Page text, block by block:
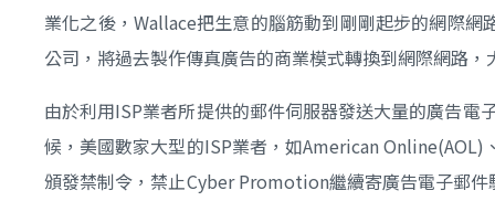
業化之後，Wallace把生意的腦筋動到剛剛起步的網際
公司，將過去製作傳真廣告的商業模式轉換到網際網路
由於利用ISP業者所提供的郵件伺服器發送大量的廣告
候，美國數家大型的ISP業者，如American
頒發禁制令，禁止Cyber Promotion繼續寄廣告電子郵